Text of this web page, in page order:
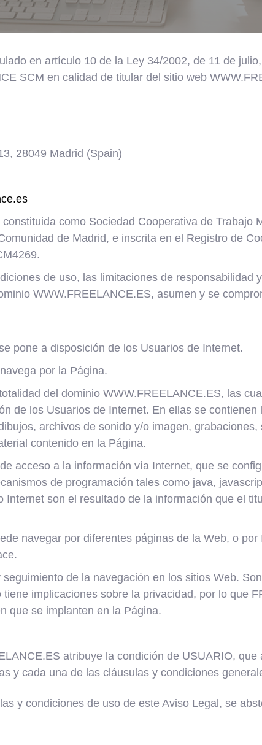
en artículo 10 de la Ley 34/2002, de 11 de
SCM en calidad de titular del sitio web
28049 Madrid (Spain)
como Sociedad Cooperativa de Trabajo
de Madrid, e inscrita en el Registro de
de uso, las limitaciones de responsabilidad
WWW.FREELANCE.ES, asumen y se
pone a disposición de los Usuarios de Internet.
por la Página.
del dominio WWW.FREELANCE.ES, las
de los Usuarios de Internet. En ellas se
archivos de sonido y/o imagen,
contenido en la Página.
acceso a la información vía Internet, que se
de programación tales como java,
son el resultado de la información que el
navegar por diferentes páginas de la Web, o
seguimiento de la navegación en los sitios Web.
implicaciones sobre la privacidad, por lo que
que se implanten en la Página.
atribuye la condición de USUARIO,
y cada una de las cláusulas y condiciones
y condiciones de uso de este Aviso Legal, se